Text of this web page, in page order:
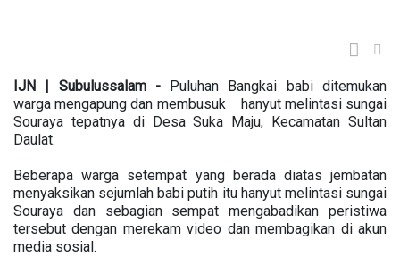
IJN | Subulussalam -Puluhan Bangkai babi ditemukan
warga mengapung dan membusuk hanyut melintasi sungai
Souraya tepatnya di Desa Suka Maju, Kecamatan Sultan
Daulat.
Beberapa warga setempat yang berada diatas jembatan
menyaksikan sejumlah babi putih itu hanyut melintasi sungai
Souraya dan sebagian sempat mengabadikan peristiwa
tersebut dengan merekam video dan membagikan di akun
media sosial.